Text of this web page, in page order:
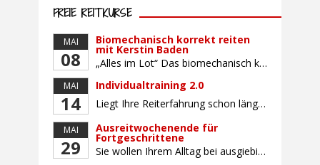
FREIE REITKURSE
MAI
08
Biomechanisch korrekt reiten
mit Kerstin Baden
„Alles im Lot“ Das biomechanisch korrekte Reiten vereint viele wichtige Erkenntnisse der Reitkunst und der Physiologie von Pferd und Reiter miteinander. Ziel ist die größtmögliche Symmetrie des Reiters, denn erst wenn „alles im Lot“ ist, kann das Pferd den Reiter ausbalanciert und losgelassen tragen. Dafür muss der Reiter lernen, die Reaktionen seines Pferdes auf seinen […]
MAI
14
Individualtraining 2.0
Liegt Ihre Reiterfahrung schon länger zurück oder fühlen Sie sich noch nicht richtig fit? Oder sind Sie bereits ein sicherer Reiter und freuen sich auf weiterführenden Unterricht? Training für Reiter:innen mit unterschiedlicher Reiterfahrung, auf die Wünsche und Kenntnisse des Einzelnen abgestimmt. Ein abwechslungsreiches Programm mit individuellem Reitunterricht mit unterschiedlichen Schwerpunkten und für Fortgeschrittene auch mit […]
MAI
29
Ausreitwochenende für
Fortgeschrittene
Sie wollen Ihrem Alltag bei ausgiebigen Ritten durch unser wunderschönes Gelände entfliehen? Dann ist das Ausreitwochenende genau das Richtige. Geübte und sichere Reiter und Reiterinnen genießen die herrliche Natur unter erfahrener Rittführung. Teilnahme mit Leih- oder eigenem Pferd möglich. Mindestteilnehmerzahl: 5 Personen